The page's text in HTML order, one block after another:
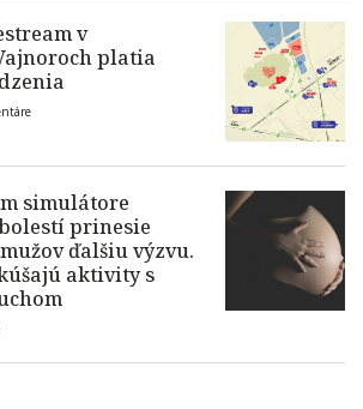
v
platia
simulátore
prinesie
ďalšiu výzvu.
aktivity s